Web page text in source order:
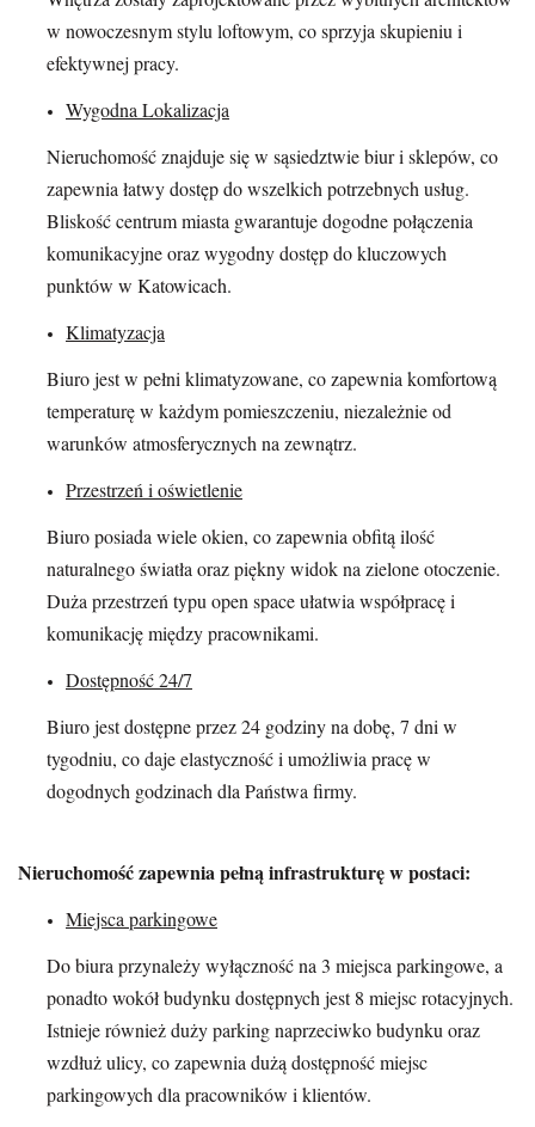
w nowoczesnym stylu loftowym, co sprzyja skupieniu i
efektywnej pracy.
Wygodna Lokalizacja
Nieruchomość znajduje się w sąsiedztwie biur i sklepów, co
zapewnia łatwy dostęp do wszelkich potrzebnych usług.
Bliskość centrum miasta gwarantuje dogodne połączenia
komunikacyjne oraz wygodny dostęp do kluczowych
punktów w Katowicach.
Klimatyzacja
Biuro jest w pełni klimatyzowane, co zapewnia komfortową
temperaturę w każdym pomieszczeniu, niezależnie od
warunków atmosferycznych na zewnątrz.
Przestrzeń i oświetlenie
Biuro posiada wiele okien, co zapewnia obfitą ilość
naturalnego światła oraz piękny widok na zielone otoczenie.
Duża przestrzeń typu open space ułatwia współpracę i
komunikację między pracownikami.
Dostępność 24/7
Biuro jest dostępne przez 24 godziny na dobę, 7 dni w
tygodniu, co daje elastyczność i umożliwia pracę w
dogodnych godzinach dla Państwa firmy.
Nieruchomość zapewnia pełną infrastrukturę w postaci:
Miejsca parkingowe
Do biura przynależy wyłączność na 3 miejsca parkingowe, a
ponadto wokół budynku dostępnych jest 8 miejsc rotacyjnych.
Istnieje również duży parking naprzeciwko budynku oraz
wzdłuż ulicy, co zapewnia dużą dostępność miejsc
parkingowych dla pracowników i klientów.